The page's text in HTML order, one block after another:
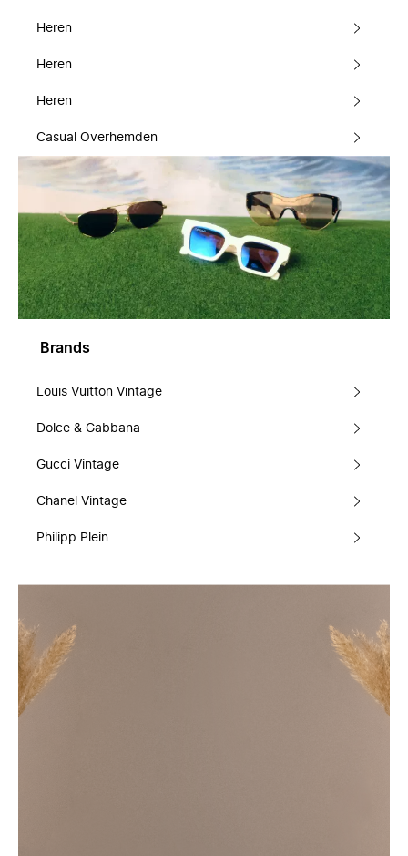
Heren
Heren
Heren
Casual Overhemden
Brands
Louis Vuitton Vintage
Dolce & Gabbana
Gucci Vintage
Chanel Vintage
Philipp Plein